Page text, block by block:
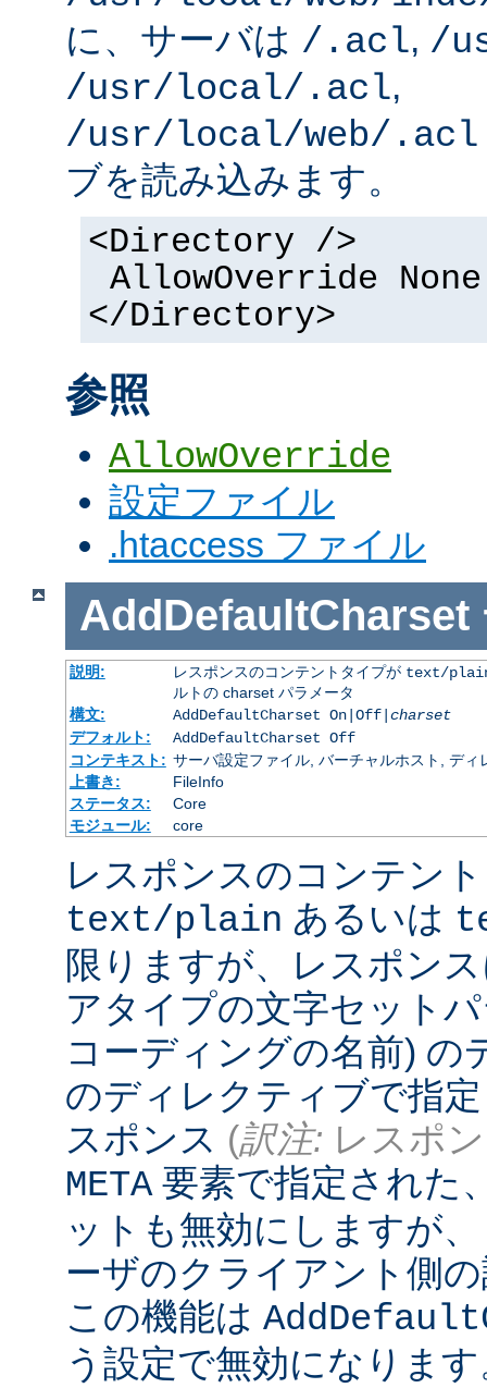
に、サーバは /.acl, /
/usr/local/.acl,
/usr/local/web/.acl
ブを読み込みます。
<Directory />
AllowOverride None
</Directory>
参照
AllowOverride
設定ファイル
.htaccess ファイル
AddDefaultCharset
説明: レスポンスのコンテントタイプが text/
ルトの charset パラメータ
構文:
AddDefaultCharset On|Off| charset
デフォルト:
AddDefaultCharset Off
コンテキスト: サーバ設定ファイル, バーチャルホスト, ディ
上書き:
FileInfo
ステータス:
Core
モジュール:
core
レスポンスのコンテン
text/plain あるいは
限りますが、レスポン
アタイプの文字セット
コーディングの名前) の
のディレクティブで指
スポンス (訳注: レスポ
META 要素で指定された
ットも無効にしますが
ーザのクライアント側
この機能は
う設定で無効になりま